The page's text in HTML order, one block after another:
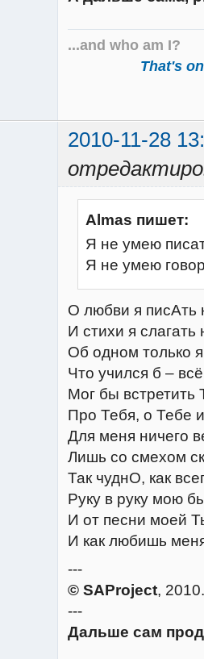
...and who am I?
That's
2010-11-28
Almas пишет:
Я не умею
Я не умею
О любви я писАть
И стихи я слагать
Об одном только
Что учился б –
Мог бы встретить
Про Тебя, о Тебе
Для меня ничего
Лишь со смехом
Так чуднО, как
Руку в руку мою
И от песни моей
И как любишь
---
© SAProject, 2010.
---
Дальше сам